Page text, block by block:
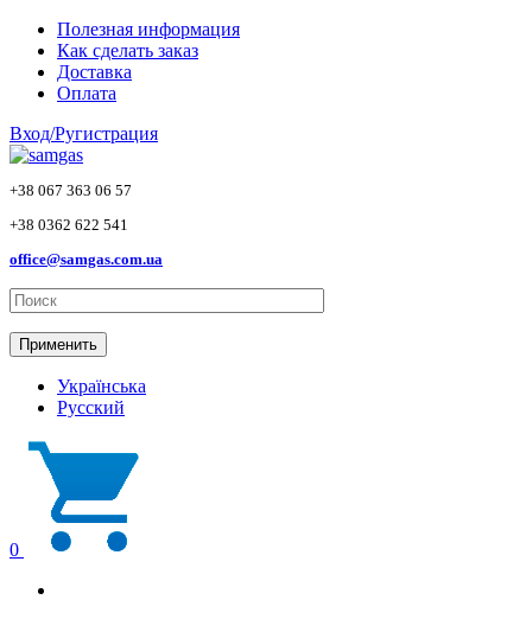
Skip to main content
Полезная информация
Как сделать заказ
Доставка
Оплата
Вход/Ругистрация
+38 067 363 06 57
+38 0362 622 541
office@samgas.com.ua
Применить
Українська
Русский
0